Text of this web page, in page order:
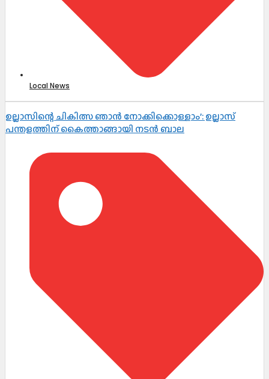
Local News
ഉല്ലാസിന്റെ ചികിത്സ ഞാൻ നോക്കിക്കൊള്ളാം’: ഉല്ലാസ്
പന്തളത്തിന് കൈത്താങ്ങായി നടൻ ബാല